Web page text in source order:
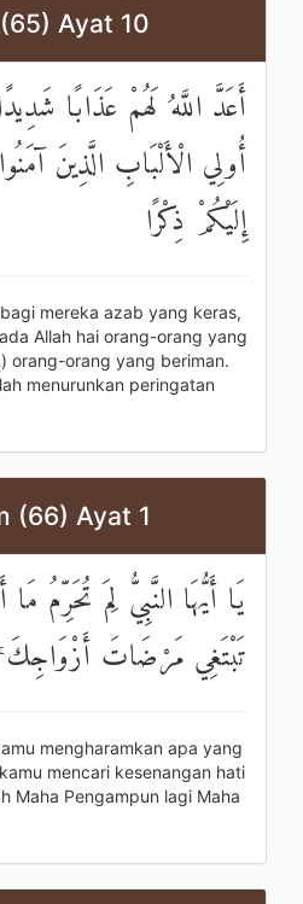
Ayat 10
أَعَدَّ اللَّهُ لَهُمْ عَذَابًا
أُولِي الْأَلْبَابِ الَّذِينَ
إِلَيْكُمْ ذِكْرًا
mereka azab yang keras,
Allah hai orang-orang yang
orang-orang yang beriman.
menurunkan peringatan
(66) Ayat 1
يَا أَيُّهَا النَّبِيُّ لِمَ تُحَرِّمُ
تَبْتَغِي مَرْضَاتَ أَزْوَاجِكَ
mengharamkan apa yang
mencari kesenangan hati
Maha Pengampun lagi Maha